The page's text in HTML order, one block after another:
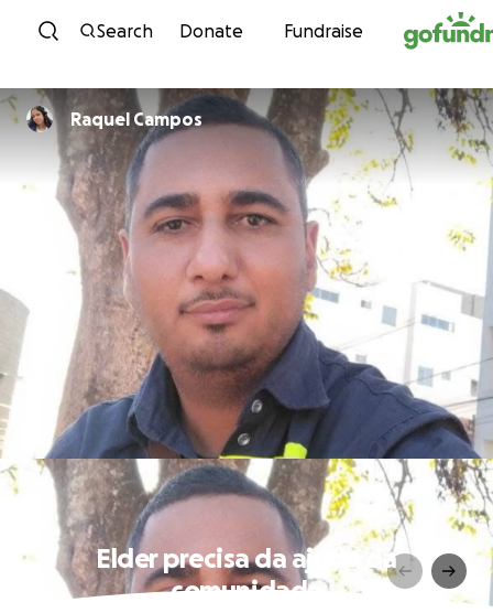
Skip to content
Search Donate Fundraise
Raquel Campos
Elder precisa da ajuda da
comunidade